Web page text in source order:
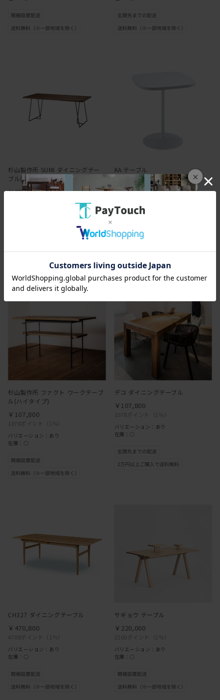
×
杉山製作所 SUMI ダイニングテー
ブル(ウォールナット)
￥275,000
KA テーブル
387ポイント（1％）
￥38,720
バリエーション：なし
在庫：○
杉山製作所 ファクト ワークテーブ
ル(ハイタイプ)
1078ポイント （1％）
￥107,800
バリエーション：あり
在庫：○
デコ ダイニングテーブル
1078ポイント （1％）
￥107,800
バリエーション：あり
在庫：○
CH327 ダイニングテーブル
4708ポイント （1％）
￥470,800
バリエーション：あり
在庫：○
サギョウ テーブル
2200ポイント （1％）
￥220,000
バリエーション：あり
在庫：○